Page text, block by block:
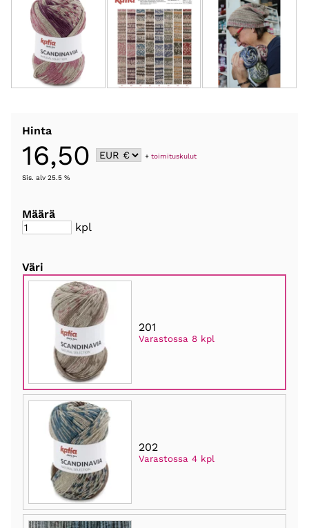
Hinta
16,50 +toimituskulut
Sis. alv 25.5 %
Määrä
kpl
Väri
201
Varastossa 8 kpl
202
Varastossa 4 kpl